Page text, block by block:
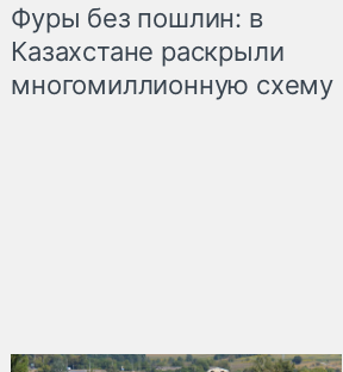
Фуры без пошлин: в
Казахстане раскрыли
многомиллионную схему